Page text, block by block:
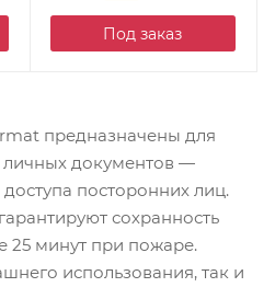
Под заказ
предназначены для
личных документов —
посторонних лиц.
сохранность
25 минут при пожаре.
использования, так и